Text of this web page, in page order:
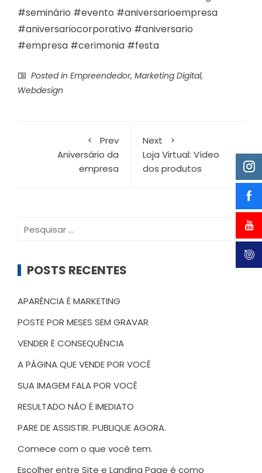
#seminário #evento #aniversarioempresa
#aniversariocorporativo #aniversario
#empresa #cerimonia #festa
Posted in Empreendedor, Marketing Digital,
Webdesign
Prev
Aniversário da
empresa
Next
Loja Virtual: Vídeo
dos produtos
Pesquisar
POSTS RECENTES
APARÊNCIA É MARKETING
POSTE POR MESES SEM GRAVAR
VENDER É CONSEQUÊNCIA
A PÁGINA QUE VENDE POR VOCÊ
SUA IMAGEM FALA POR VOCÊ
RESULTADO NÃO É IMEDIATO
PARE DE ASSISTIR. PUBLIQUE AGORA.
Comece com o que você tem.
Escolher entre Site e Landing Page é como